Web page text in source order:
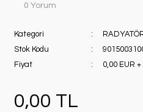
0 Yorum
Kategori
Stok Kodu
Fiyat
0,00 EUR
0,00 TL